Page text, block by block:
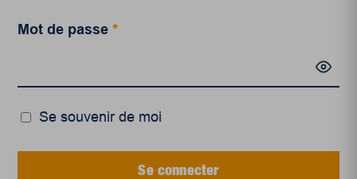
Mot de passe*
Se souvenir de moi
Se connecter